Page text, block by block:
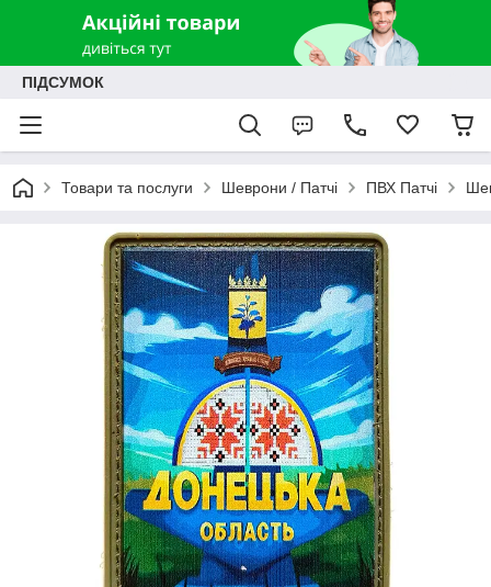
ПІДСУМОК
Товари та послуги Шеврони / Патчі ПВХ Патчі